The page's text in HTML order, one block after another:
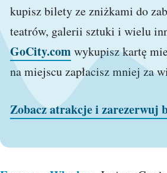
kupisz bilety ze zniżkami do
teatrów, galerii sztuki i wielu
GoCity.comwykupisz kartę
na miejscu zapłacisz mniej za
Zobacz atrakcje i zarezerwuj